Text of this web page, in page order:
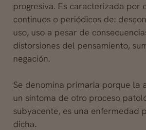
progresiva. Es caracterizada por
continuos o periódicos de:
uso, uso a pesar de
distorsiones del pensamiento,
negación.
Se denomina primaria porque la
un síntoma de otro proceso
subyacente, es una enfermedad
dicha.